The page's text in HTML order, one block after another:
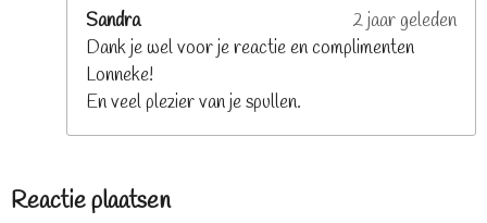
Sandra
2 jaar geleden
Dank je wel voor je reactie en complimenten
Lonneke!
En veel plezier van je spullen.
Reactie plaatsen